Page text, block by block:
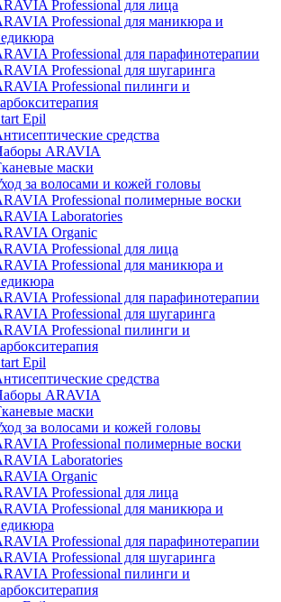
Professional для лица
Professional для маникюра и
Professional для парафинотерапии
Professional для шугаринга
Professional пилинги и
Epil
средства
ARAVIA
маски
за волосами и кожей головы
Professional полимерные воски
Laboratories
Organic
Professional для лица
Professional для маникюра и
Professional для парафинотерапии
Professional для шугаринга
Professional пилинги и
Epil
средства
ARAVIA
маски
за волосами и кожей головы
Professional полимерные воски
Laboratories
Organic
Professional для лица
Professional для маникюра и
Professional для парафинотерапии
Professional для шугаринга
Professional пилинги и